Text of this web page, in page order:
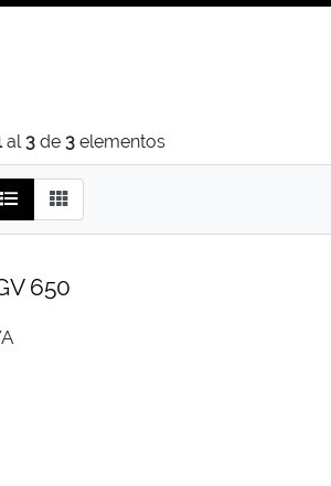
al3 de 3 elementos
650